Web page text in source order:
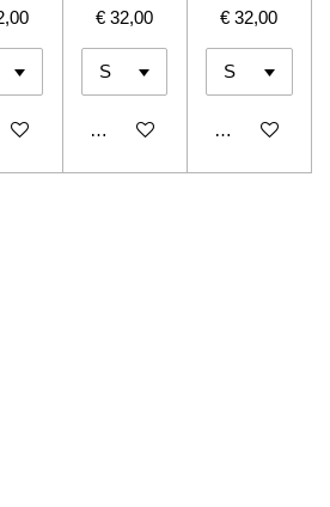
€ 32,00
In winkelwagen
€ 32,00
In